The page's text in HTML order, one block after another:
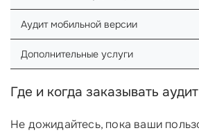
Аудит мобильной версии
Дополнительные услуги
Где и когда заказывать
Не дожидайтесь, пока ваши